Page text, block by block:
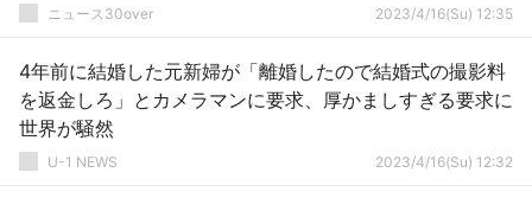
ニュース30over 2023/4/16(Su) 12:35
4年前に結婚した元新婦が「離婚したので結婚式の撮影料
を返金しろ」とカメラマンに要求、厚かましすぎる要求に
世界が騒然
U-1 NEWS 2023/4/16(Su) 12:32